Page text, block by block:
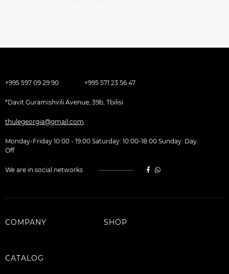
+995 597 09 29 90 +995 571 23 56 47
*Davit Guramishvili Avenue, 39b, Tbilisi
thulegeorgia@gmail.com
Monday-Friday 10:00 - 19:00 Saturday: 10:00-18:00 Sunday: Day
Off
We are in social networks
COMPANY SHOP
CATALOG